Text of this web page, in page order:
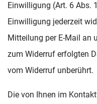
Einwilligung (Art. 6 Abs.
Einwilligung jederzeit
Mitteilung per E-Mail an
zum Widerruf erfolgten
vom Widerruf unberührt.
Die von Ihnen im